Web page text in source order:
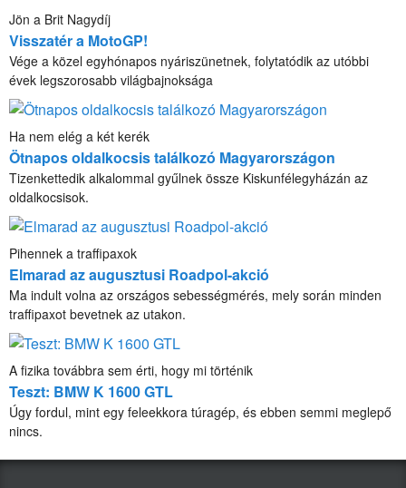
Jön a Brit Nagydíj
Visszatér a MotoGP!
Vége a közel egyhónapos nyáriszünetnek, folytatódik az utóbbi
évek legszorosabb világbajnoksága
Ha nem elég a két kerék
Ötnapos oldalkocsis találkozó Magyarországon
Tizenkettedik alkalommal gyűlnek össze Kiskunfélegyházán az
oldalkocsisok.
Pihennek a traffipaxok
Elmarad az augusztusi Roadpol-akció
Ma indult volna az országos sebességmérés, mely során minden
traffipaxot bevetnek az utakon.
A fizika továbbra sem érti, hogy mi történik
Teszt: BMW K 1600 GTL
Úgy fordul, mint egy feleekkora túragép, és ebben semmi meglepő
nincs.